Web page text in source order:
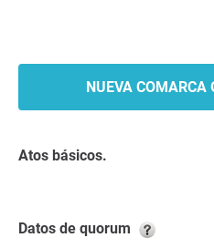
NUEVA COMARCA
Atos básicos.
Datos de quorum